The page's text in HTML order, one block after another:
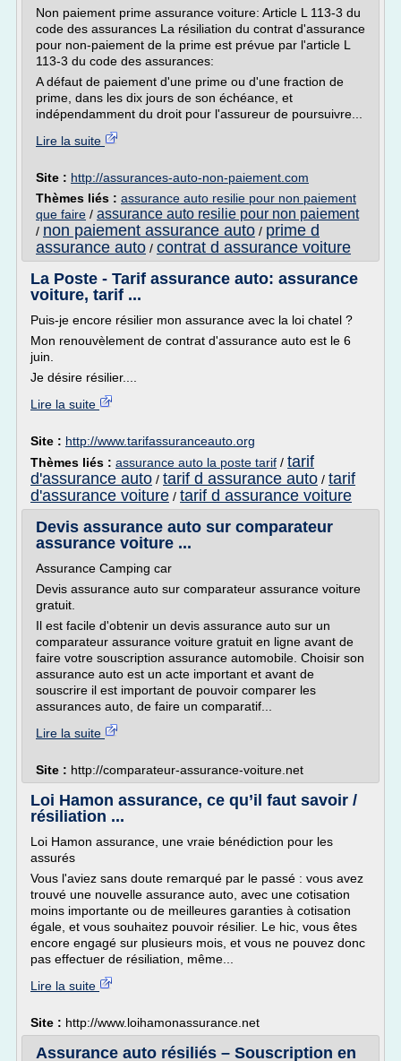
Non paiement prime assurance voiture: Article L 113-3 du
code des assurances La résiliation du contrat d'assurance
pour non-paiement de la prime est prévue par l'article L
113-3 du code des assurances:
A défaut de paiement d'une prime ou d'une fraction de
prime, dans les dix jours de son échéance, et
indépendamment du droit pour l'assureur de poursuivre...
Lire la suite
Site : http://assurances-auto-non-paiement.com
Thèmes liés : assurance auto resilie pour non paiement
que faire / assurance auto resilie pour non paiement
/ non paiement assurance auto / prime d
assurance auto / contrat d assurance voiture
La Poste - Tarif assurance auto: assurance
voiture, tarif ...
Puis-je encore résilier mon assurance avec la loi chatel ?
Mon renouvèlement de contrat d'assurance auto est le 6
juin.
Je désire résilier....
Lire la suite
Site : http://www.tarifassuranceauto.org
Thèmes liés : assurance auto la poste tarif / tarif
d'assurance auto / tarif d assurance auto / tarif
d'assurance voiture / tarif d assurance voiture
Devis assurance auto sur comparateur
assurance voiture ...
Assurance Camping car
Devis assurance auto sur comparateur assurance voiture
gratuit.
Il est facile d'obtenir un devis assurance auto sur un
comparateur assurance voiture gratuit en ligne avant de
faire votre souscription assurance automobile. Choisir son
assurance auto est un acte important et avant de
souscrire il est important de pouvoir comparer les
assurances auto, de faire un comparatif...
Lire la suite
Site : http://comparateur-assurance-voiture.net
Loi Hamon assurance, ce qu’il faut savoir /
résiliation ...
Loi Hamon assurance, une vraie bénédiction pour les
assurés
Vous l'aviez sans doute remarqué par le passé : vous avez
trouvé une nouvelle assurance auto, avec une cotisation
moins importante ou de meilleures garanties à cotisation
égale, et vous souhaitez pouvoir résilier. Le hic, vous êtes
encore engagé sur plusieurs mois, et vous ne pouvez donc
pas effectuer de résiliation, même...
Lire la suite
Site : http://www.loihamonassurance.net
Assurance auto résiliés – Souscription en